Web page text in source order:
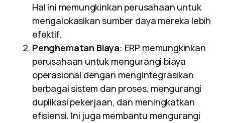
Hal ini memungkinkan perusahaan untuk
mengalokasikan sumber daya mereka lebih
efektif.
Penghematan Biaya: ERP memungkinkan
perusahaan untuk mengurangi biaya
operasional dengan mengintegrasikan
berbagai sistem dan proses, mengurangi
duplikasi pekerjaan, dan meningkatkan
efisiensi. Ini juga membantu mengurangi